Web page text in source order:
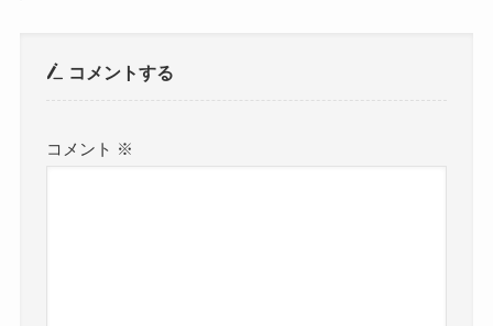
コメントする
コメント ※